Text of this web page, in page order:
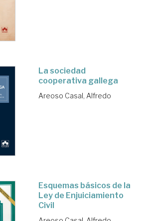
La sociedad
cooperativa gallega
Areoso Casal, Alfredo
Esquemas básicos de la
Ley de Enjuiciamiento
Civil